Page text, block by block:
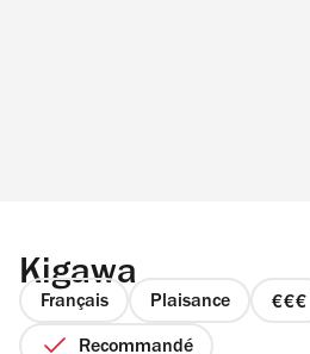
Kigawa
Français Plaisance
prix
Recommandé